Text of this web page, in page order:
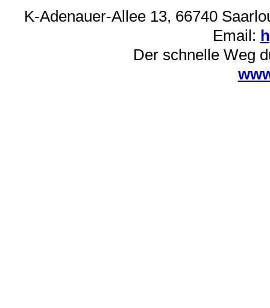
K-Adenauer-Allee 13, 66740
Email:
Der schnelle Weg